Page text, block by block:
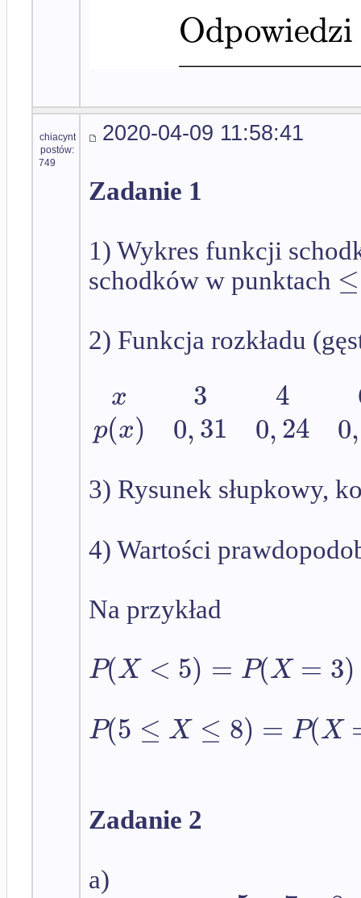
chiacynt
postów:
749
2020-04-09 11:58:41
Zadanie 1
1) Wykres funkcji
schodków w punktach ≤
2) Funkcja rozkładu
x
p(x)
3
0,31
4
0,24 0,
3) Rysunek słupkowy,
4) Wartości
Na przykład
P(X < 5) = P(X = 3)
P(5 ≤ X ≤ 8) = P(X
Zadanie 2
a)